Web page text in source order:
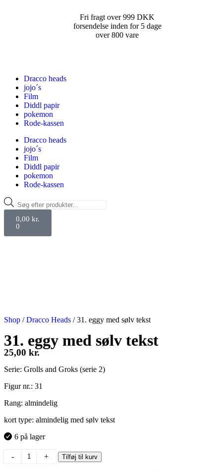
Fri fragt over 999 DKK
forsendelse inden for 5 dage
over 800 vare
Dracco heads
jojo´s
Film
Diddl papir
pokemon
Rode-kassen
Dracco heads
jojo´s
Film
Diddl papir
pokemon
Rode-kassen
0,00 kr.
0
Shop /Dracco Heads /31. eggy med sølv tekst
31. eggy med sølv tekst
25,00 kr.
Serie: Grolls and Groks (serie 2)
Figur nr.: 31
Rang: almindelig
kort type: almindelig med sølv tekst
6 på lager
- + Tilføj til kurv